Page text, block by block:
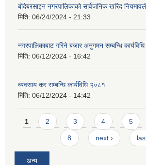
बोदेबरसाइन नगरपालिकाको सार्वजनिक खरिद
मिति: 06/24/2024 - 21:33
नगरपालिकाबाट गरिने बजार अनुगमन सम्बन्धि
मिति: 06/12/2024 - 16:42
व्यवसाय कर सम्बन्धि कार्यविधि २०८१
मिति: 06/12/2024 - 14:42
Pages
1 2 3 4 5
8 next ›
अन्य